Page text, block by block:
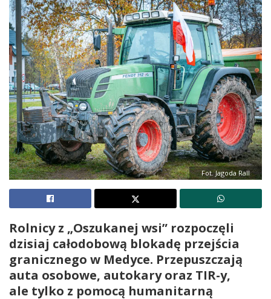
Fot. Jagoda Rall
Rolnicy z „Oszukanej wsi” rozpoczęli
dzisiaj całodobową blokadę przejścia
granicznego w Medyce. Przepuszczają
auta osobowe, autokary oraz TIR-y,
ale tylko z pomocą humanitarną